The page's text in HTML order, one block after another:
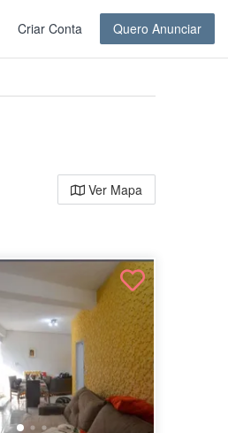
Criar Conta Quero Anunciar
Ver Mapa